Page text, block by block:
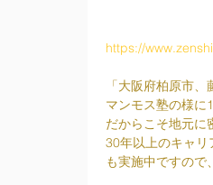
https://
「大阪府柏原市
マンモス塾の様に
だからこそ地元に
30年以上のキャ
も実施中ですので